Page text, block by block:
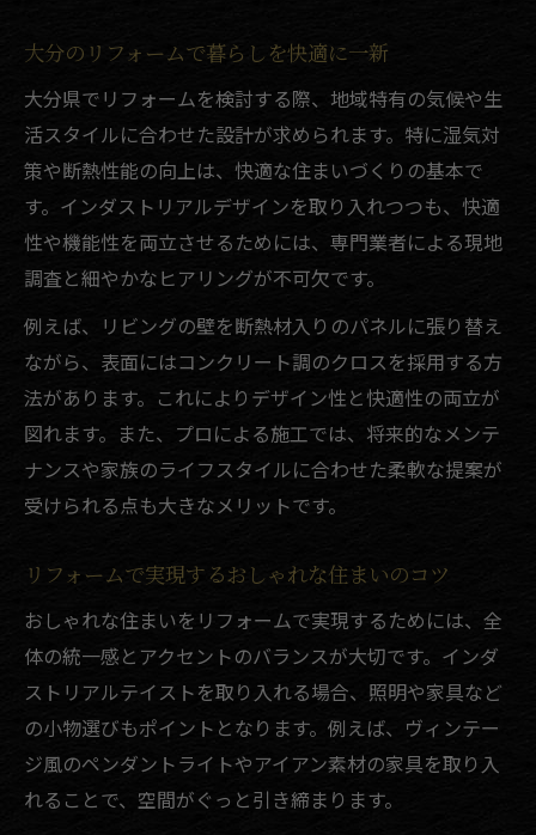
方
リフォーム業者選びで失敗しないチェック
ポイント
インダストリアルリフォームの賢い進め方
大分で安心できるリフォームの見極め方
リフォーム成功のカギは業者選びにあり
失敗しないためのリフォーム計画の立て方
専門家が教える大分県の安心リフォーム術
リフォーム専門家が伝える安心の進め方
大分でリフォームを成功させる秘訣を紹介
インダストリアルリフォームのプロのアド
バイス
解説
大分のリフォームで暮らしを快適に一新
大分県でリフォームを検討する際、地域特有の気候や生
活スタイルに合わせた設計が求められます。特に湿気対
策や断熱性能の向上は、快適な住まいづくりの基本で
す。インダストリアルデザインを取り入れつつも、快適
性や機能性を両立させるためには、専門業者による現地
調査と細やかなヒアリングが不可欠です。
例えば、リビングの壁を断熱材入りのパネルに張り替え
ながら、表面にはコンクリート調のクロスを採用する方
法があります。これによりデザイン性と快適性の両立が
図れます。また、プロによる施工では、将来的なメンテ
ナンスや家族のライフスタイルに合わせた柔軟な提案が
受けられる点も大きなメリットです。
リフォームで実現するおしゃれな住まいのコツ
おしゃれな住まいをリフォームで実現するためには、全
体の統一感とアクセントのバランスが大切です。インダ
ストリアルテイストを取り入れる場合、照明や家具など
の小物選びもポイントとなります。例えば、ヴィンテー
ジ風のペンダントライトやアイアン素材の家具を取り入
れることで、空間がぐっと引き締まります。